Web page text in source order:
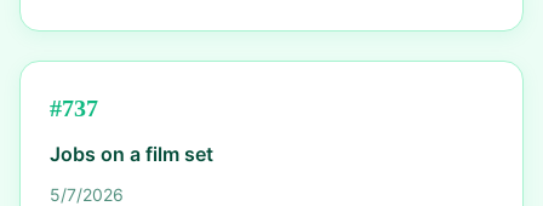
#737
Jobs on a film set
5/7/2026